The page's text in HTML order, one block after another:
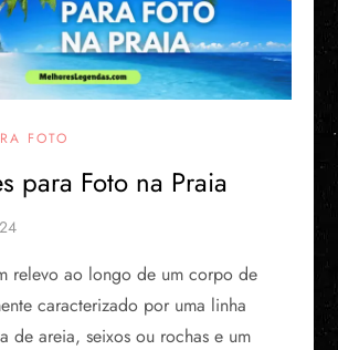
FOTO
para Foto na Praia
relevo ao longo de um corpo de
caracterizado por uma linha
de areia, seixos ou rochas e um